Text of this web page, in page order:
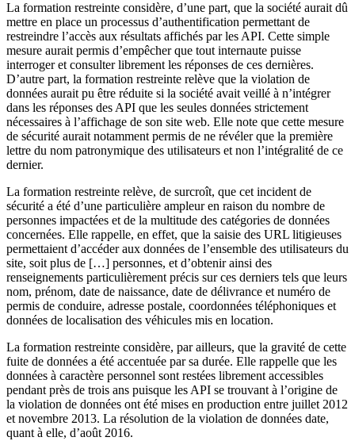
La formation restreinte considère, d’une part, que la société aurait dû
mettre en place un processus d’authentification permettant de
restreindre l’accès aux résultats affichés par les API. Cette simple
mesure aurait permis d’empêcher que tout internaute puisse
interroger et consulter librement les réponses de ces dernières.
D’autre part, la formation restreinte relève que la violation de
données aurait pu être réduite si la société avait veillé à n’intégrer
dans les réponses des API que les seules données strictement
nécessaires à l’affichage de son site web. Elle note que cette mesure
de sécurité aurait notamment permis de ne révéler que la première
lettre du nom patronymique des utilisateurs et non l’intégralité de ce
dernier.
La formation restreinte relève, de surcroît, que cet incident de
sécurité a été d’une particulière ampleur en raison du nombre de
personnes impactées et de la multitude des catégories de données
concernées. Elle rappelle, en effet, que la saisie des URL litigieuses
permettaient d’accéder aux données de l’ensemble des utilisateurs du
site, soit plus de […] personnes, et d’obtenir ainsi des
renseignements particulièrement précis sur ces derniers tels que leurs
nom, prénom, date de naissance, date de délivrance et numéro de
permis de conduire, adresse postale, coordonnées téléphoniques et
données de localisation des véhicules mis en location.
La formation restreinte considère, par ailleurs, que la gravité de cette
fuite de données a été accentuée par sa durée. Elle rappelle que les
données à caractère personnel sont restées librement accessibles
pendant près de trois ans puisque les API se trouvant à l’origine de
la violation de données ont été mises en production entre juillet 2012
et novembre 2013. La résolution de la violation de données date,
quant à elle, d’août 2016.